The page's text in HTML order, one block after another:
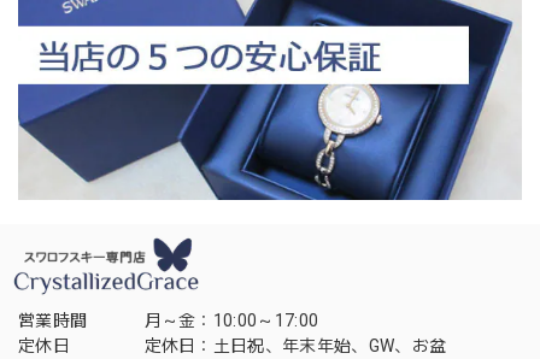
営業時間
月～金：10:00～17:00
定休日
定休日：土日祝、年末年始、GW、お盆